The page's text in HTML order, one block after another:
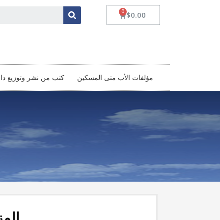
$0.00
كتب من نشر وتوزيع مؤلفات الأب متى المسكين‏